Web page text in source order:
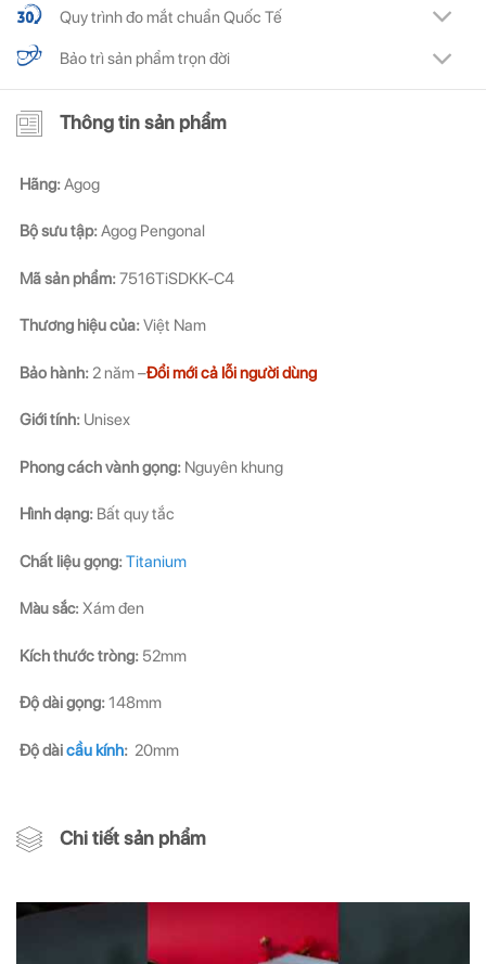
Quy trình đo mắt chuẩn Quốc Tế
Bảo trì sản phẩm trọn đời
Thông tin sản phẩm
Hãng:Agog
Bộ sưu tập:Agog Pengonal
Mã sản phẩm:7516TiSDKK-C4
Thương hiệu của:Việt Nam
Bảo hành: 2 năm –Đổi mới cả lỗi người dùng
Giới tính: Unisex
Phong cách vành gọng: Nguyên khung
Hình dạng: Bất quy tắc
Chất liệu gọng:Titanium
Màu sắc: Xám đen
Kích thước tròng: 52mm
Độ dài gọng:148mm
Độ dàicầu kính: 20mm
Chi tiết sản phẩm
cho bạn!
ĐĂNG KÝ
cho bạn!
ĐĂNG KÝ